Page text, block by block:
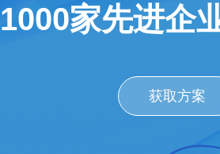
家先进企
获取方案